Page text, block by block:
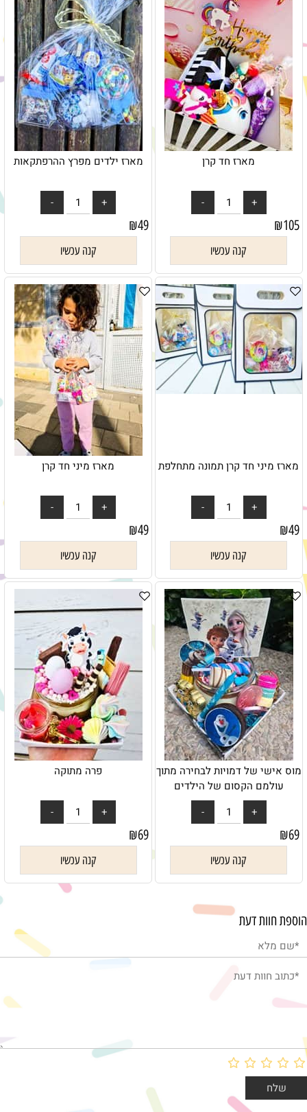
מארז חד קרן
₪105
קנה עכשיו
מארז ילדים מפרץ ההרפתקאות
₪49
קנה עכשיו
מארז מיני חד קרן תמונה מתחלפת
₪49
קנה עכשיו
מארז מיני חד קרן
₪49
קנה עכשיו
מוס אישי של דמויות לבחירה מתוך
עולמם הקסום של הילדים
₪69
קנה עכשיו
פרה מתוקה
₪69
קנה עכשיו
הוספת חוות דעת